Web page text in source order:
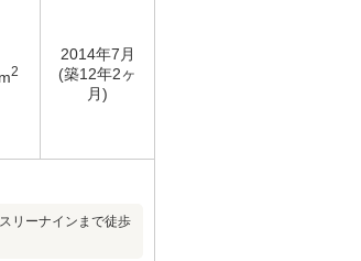
2
2014年7月
(築12年2ヶ
月)
リーナインまで徒歩